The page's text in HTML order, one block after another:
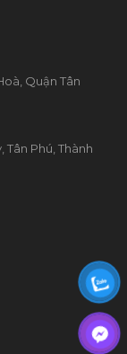
Quận Tân
Tân Phú, Thành